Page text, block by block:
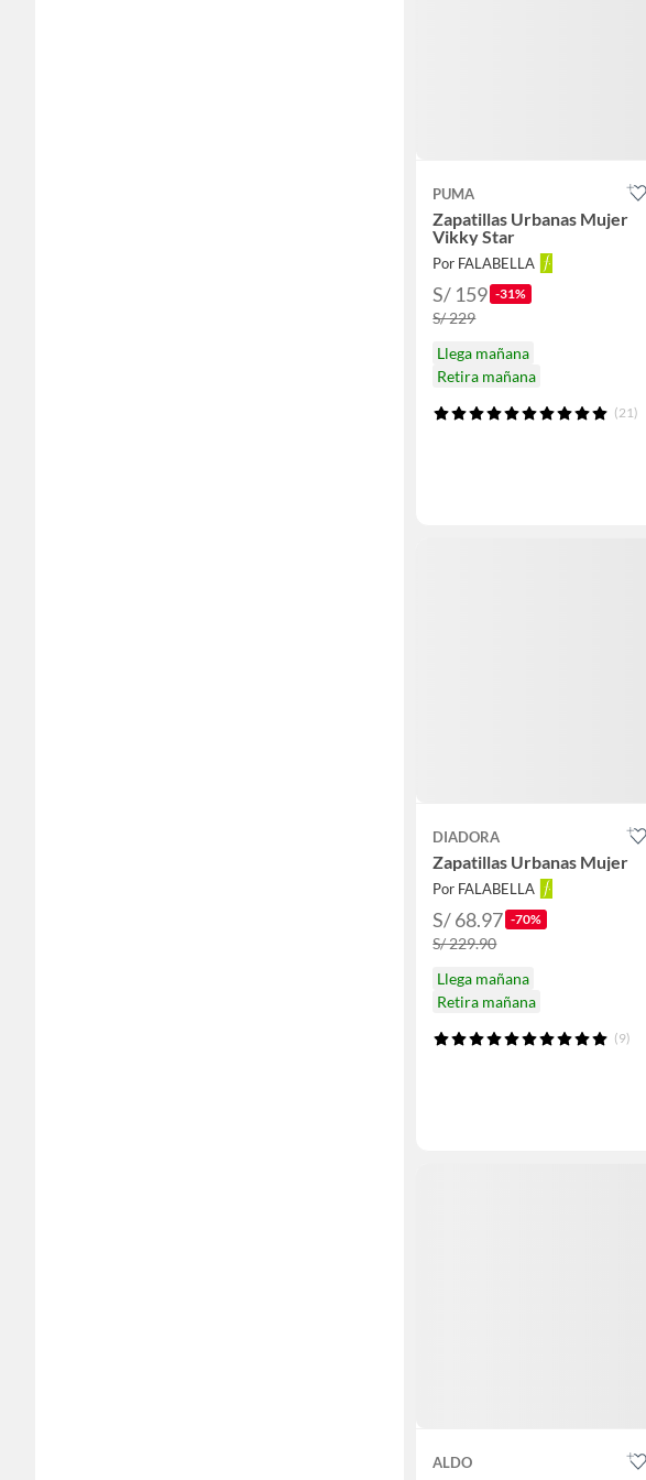
PUMA
Zapatillas Urbanas Mujer
Vikky Star
Por FALABELLA
S/ 159 -31%
S/ 229
Llega mañana
Retira mañana
(21)
DIADORA
Zapatillas Urbanas Mujer
Por FALABELLA
S/ 68.97 -70%
S/ 229.90
Llega mañana
Retira mañana
(9)
ALDO